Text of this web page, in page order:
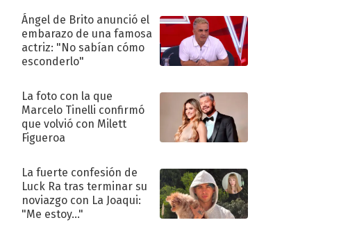
Ángel de Brito anunció el
embarazo de una famosa
actriz: "No sabían cómo
esconderlo"
La foto con la que
Marcelo Tinelli confirmó
que volvió con Milett
Figueroa
La fuerte confesión de
Luck Ra tras terminar su
noviazgo con La Joaqui:
"Me estoy..."